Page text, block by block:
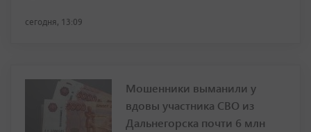
сегодня, 13:09
Мошенники выманили у
вдовы участника СВО из
Дальнегорска почти 6 млн